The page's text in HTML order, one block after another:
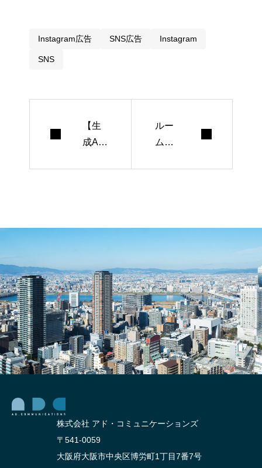
Instagram広告 SNS広告 Instagram
SNS
【生
成AI
を出
すた
めの
現実
的な
活用
戦略
ルー
ムツ
の魅
力を
引き
出す
魅力
的な
動画
ツ
株式会社 アド・コミュニケーションズ
〒541-0059
大阪府大阪市中央区博労町1丁目7番7号